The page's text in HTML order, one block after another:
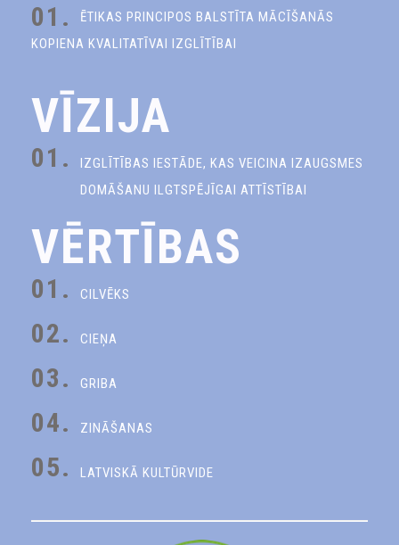
01.
ĒTIKAS PRINCIPOS BALSTĪTA MĀCĪŠANĀS
KOPIENA KVALITATĪVAI IZGLĪTĪBAI
VĪZIJA
01.
IZGLĪTĪBAS IESTĀDE, KAS VEICINA IZAUGSMES
DOMĀŠANU ILGTSPĒJĪGAI ATTĪSTĪBAI
VĒRTĪBAS
01. CILVĒKS
02. CIEŅA
03. GRIBA
04. ZINĀŠANAS
05. LATVISKĀ KULTŪRVIDE